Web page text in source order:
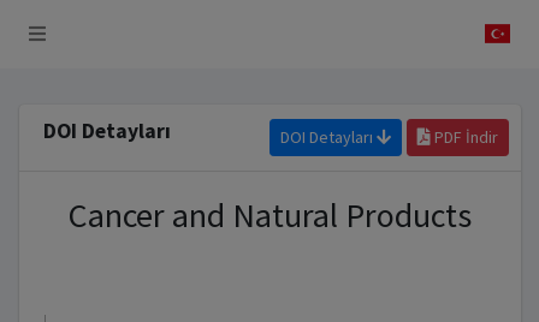
DOI Detayları DOI Detayları PDF İndir
Cancer and Natural Products